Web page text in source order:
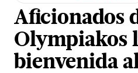
Aficionados
Olympiakos
bienvenida